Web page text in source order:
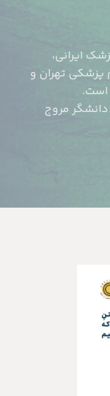
روان‌پزشک ایرانی،
پزشکی تهران و
است.
مروج